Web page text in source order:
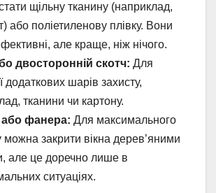
щільну тканину (наприклад,
або поліетиленову плівку. Вони
але краще, ніж нічого.
двосторонній скотч: Для
додаткових шарів захисту,
тканини чи картону.
фанера: Для максимального
можна закрити вікна дерев’яними
але це доречно лише в
ситуаціях.